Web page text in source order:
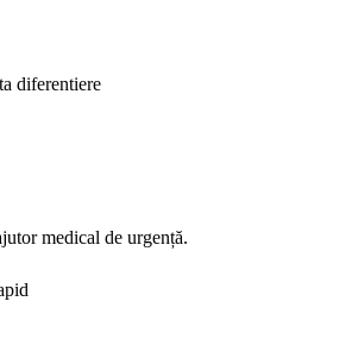
diferentiere
medical de urgență.